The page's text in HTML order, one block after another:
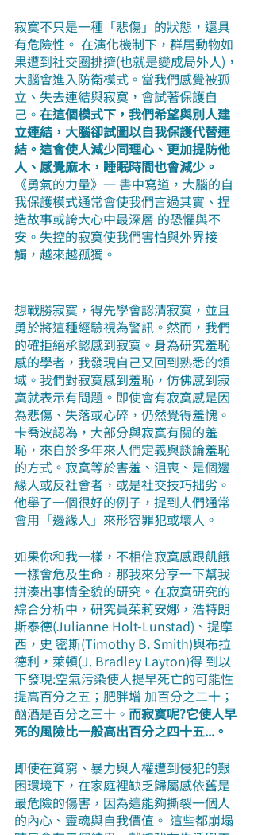
寂寞不只是一種「悲傷」的狀態，還具
有危險性。 在演化機制下，群居動物如
果遭到社交圈排擠(也就是變成局外人)，
大腦會進入防衛模式。當我們感覺被孤
立、失去連結與寂寞，會試著保護自
己。 在這個模式下，我們希望與別人建
立連結，大腦卻試圖以自我保護代替連
結。這會使人減少同理心、更加提防他
人、感覺麻木，睡眠時間也會減少。
《勇氣的力量》一 書中寫道，大腦的自
我保護模式通常會使我們言過其實、捏
造故事或誇大心中最深層 的恐懼與不
安。失控的寂寞使我們害怕與外界接
觸，越來越孤獨。
想戰勝寂寞，得先學會認清寂寞，並且
勇於將這種經驗視為警訊。然而，我們
的確拒絕承認感到寂寞。身為研究羞恥
感的學者，我發現自己又回到熟悉的領
域。我們對寂寞感到羞恥，仿佛感到寂
寞就表示有問題。即使會有寂寞感是因
為悲傷、失落或心碎，仍然覺得羞愧。
卡喬波認為，大部分與寂寞有關的羞
恥，來自於多年來人們定義與談論羞恥
的方式。寂寞等於害羞、沮喪、是個邊
緣人或反社會者，或是社交技巧拙劣。
他舉了一個很好的例子，提到人們通常
會用「邊緣人」來形容罪犯或壞人。
如果你和我一樣，不相信寂寞感跟飢餓
一樣會危及生命，那我來分享一下幫我
拼湊出事情全貌的研究。在寂寞研究的
綜合分析中，研究員茱莉安娜，浩特朗
斯泰德(Julianne Holt-Lunstad)、提摩
西，史 密斯(Timothy B. Smith)與布拉
德利，萊頓(J. Bradley Layton)得 到以
下發現:空氣污染使人提早死亡的可能性
提高百分之五；肥胖增 加百分之二十；
酗酒是百分之三十。 而寂寞呢?它使人早
死的風險比一般高出百分之四十五...。
即使在貧窮、暴力與人權遭到侵犯的艱
困環境下，在家庭裡缺乏歸屬感依舊是
最危險的傷害，因為這能夠撕裂一個人
的內心、靈魂與自我價值。 這些都崩塌